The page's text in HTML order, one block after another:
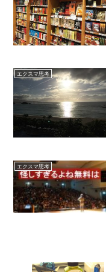
エクスマ思考
エクスマ思考